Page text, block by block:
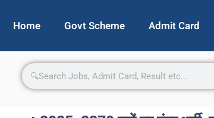
Home Govt Scheme Admit Card